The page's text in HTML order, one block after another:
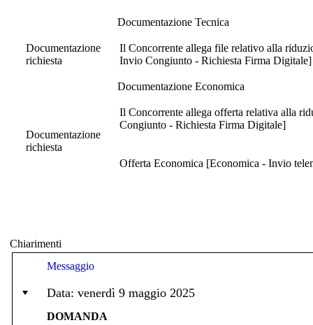
Documentazione Tecnica
Documentazione
richiesta
Il Concorrente allega file relativo alla
Invio Congiunto - Richiesta Firma Digitale]
Documentazione Economica
Documentazione
richiesta
Il Concorrente allega offerta relativa alla
Congiunto - Richiesta Firma Digitale]
Offerta Economica [Economica - Invio
Chiarimenti
Messaggio
Data: venerdì 9 maggio 2025
DOMANDA